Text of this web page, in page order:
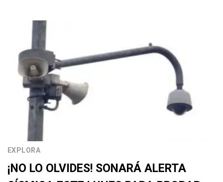
EXPLORA
¡NO LO OLVIDES! SONARÁ ALERTA